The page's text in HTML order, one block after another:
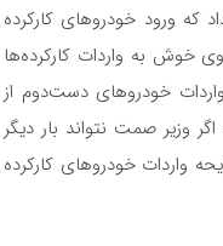
که ورود خودروهای کارکرده
خوش به واردات کارکرده‌ها
خودروهای دست‌دوم از
وزیر صمت نتواند بار دیگر
واردات خودروهای کارکرده